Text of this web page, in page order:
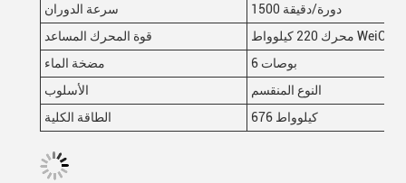
سرعة الدوران
1500 دورة/دقيقة
قوة المحرك المساعد
محرك 220 كيلوواط WeiChai
مضخة الماء
6 بوصات
الأسلوب
النوع المنقسم
الطاقة الكلية
676 كيلوواط